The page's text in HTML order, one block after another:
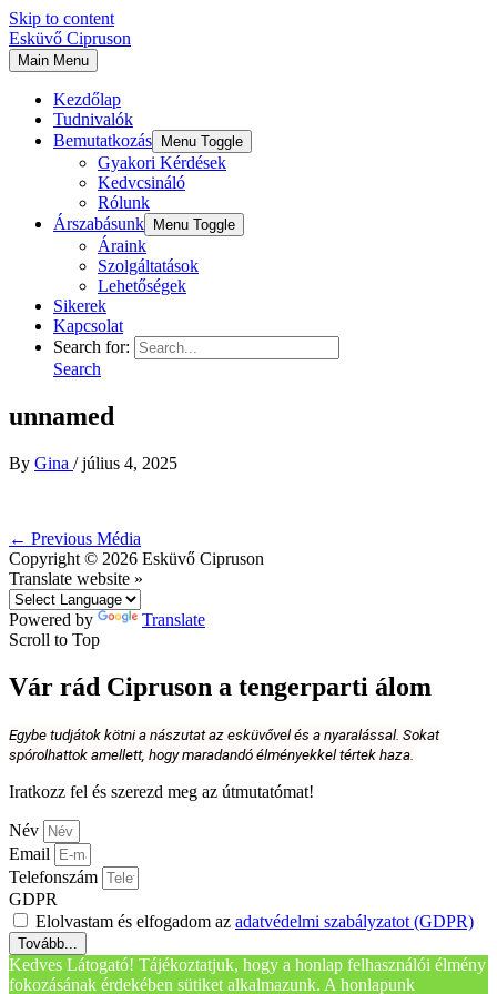
Skip to content
Esküvő Cipruson
Main Menu
Kezdőlap
Tudnivalók
Bemutatkozás
Menu Toggle
Gyakori Kérdések
Kedvcsináló
Rólunk
Árszabásunk
Menu Toggle
Áraink
Szolgáltatások
Lehetőségek
Sikerek
Kapcsolat
Search for:
Search
unnamed
By Gina /július 4, 2025
← Previous Média
Copyright © 2026 Esküvő Cipruson
Translate website »
Powered by
Translate
Scroll to Top
Vár rád Cipruson a tengerparti álom
Egybe tudjátok kötni a nászutat az esküvővel és a nyaralással. Sokat
spórolhattok amellett, hogy maradandó élményekkel tértek haza.
Iratkozz fel és szerezd meg az útmutatómat!
Név
Email
Telefonszám
GDPR
Elolvastam és elfogadom az adatvédelmi szabályzatot (GDPR)
Tovább...
Kedves Látogató! Tájékoztatjuk, hogy a honlap felhasználói élmény
fokozásának érdekében sütiket alkalmazunk. A honlapunk